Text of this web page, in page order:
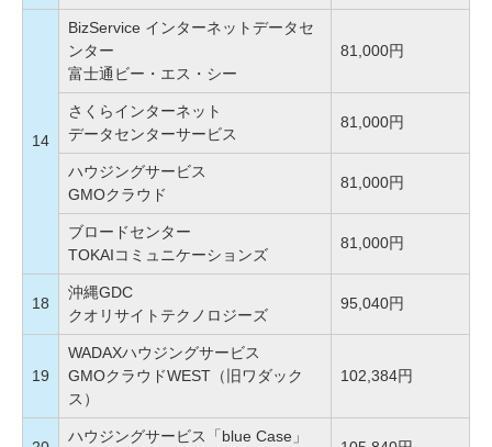
14
BizService インターネットデータセ
ンター
富士通ビー・エス・シー
81,000円
さくらインターネット
データセンターサービス
81,000円
ハウジングサービス
GMOクラウド
81,000円
ブロードセンター
TOKAIコミュニケーションズ
81,000円
18
沖縄GDC
クオリサイトテクノロジーズ
95,040円
19
WADAXハウジングサービス
GMOクラウドWEST（旧ワダック
ス）
102,384円
ハウジングサービス「blue Case」